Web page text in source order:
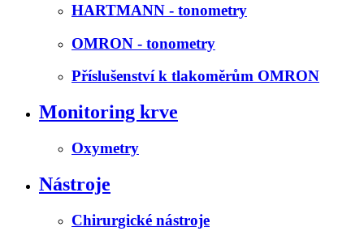
HARTMANN - tonometry
OMRON - tonometry
Příslušenství k tlakoměrům OMRON
Monitoring krve
Oxymetry
Nástroje
Chirurgické nástroje